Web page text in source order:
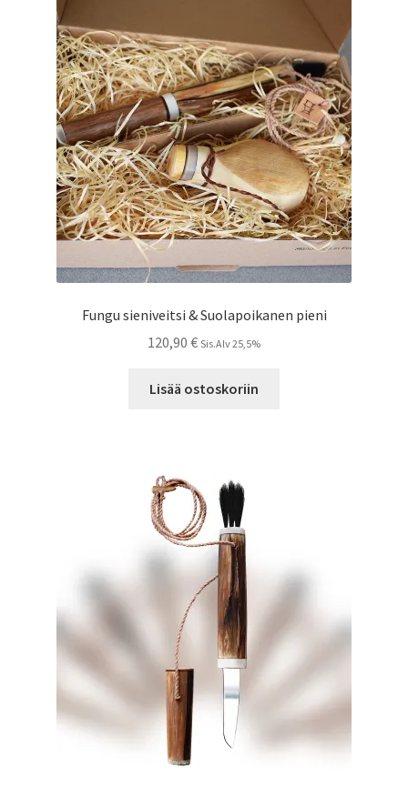
Fungu sieniveitsi & Suolapoikanen pieni
120,90 € Sis.Alv 25,5%
Lisää ostoskoriin